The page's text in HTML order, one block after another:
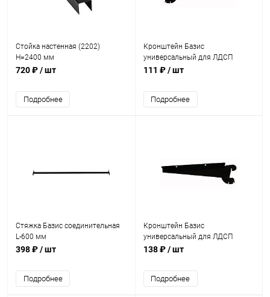
Стойка настенная (2202)
H=2400 мм
720 ₽/ шт
Подробнее
Кронштейн Базис
универсальный для ЛДСП
левый L-250 мм
111 ₽/ шт
Подробнее
Стяжка Базис соединительная
L-600 мм
398 ₽/ шт
Подробнее
Кронштейн Базис
универсальный для ЛДСП
правый L-320 мм
138 ₽/ шт
Подробнее